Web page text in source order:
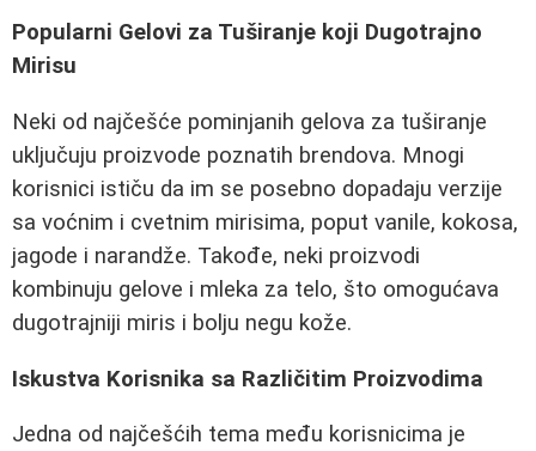
Popularni Gelovi za Tuširanje koji Dugotrajno
Mirisu
Neki od najčešće pominjanih gelova za tuširanje
uključuju proizvode poznatih brendova. Mnogi
korisnici ističu da im se posebno dopadaju verzije
sa voćnim i cvetnim mirisima, poput vanile, kokosa,
jagode i narandže. Takođe, neki proizvodi
kombinuju gelove i mleka za telo, što omogućava
dugotrajniji miris i bolju negu kože.
Iskustva Korisnika sa Različitim Proizvodima
Jedna od najčešćih tema među korisnicima je